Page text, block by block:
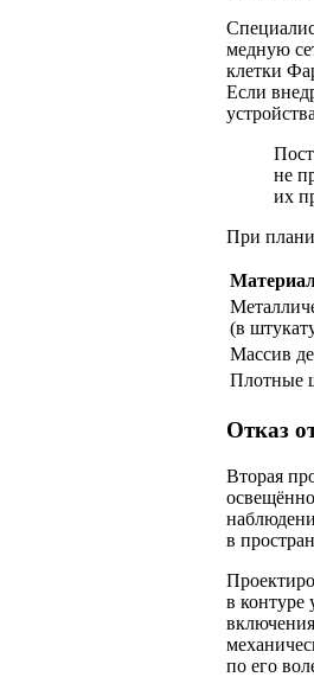
медную
клетки
Если
не
их
При
(в
Массив
Плотные
Отказ
Вторая
в
в контуре
по его